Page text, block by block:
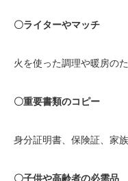
〇ライターやマッチ
火を使った調理や暖房の
〇重要書類のコピー
身分証明書、保険証、家
〇子供や高齢者の必需品